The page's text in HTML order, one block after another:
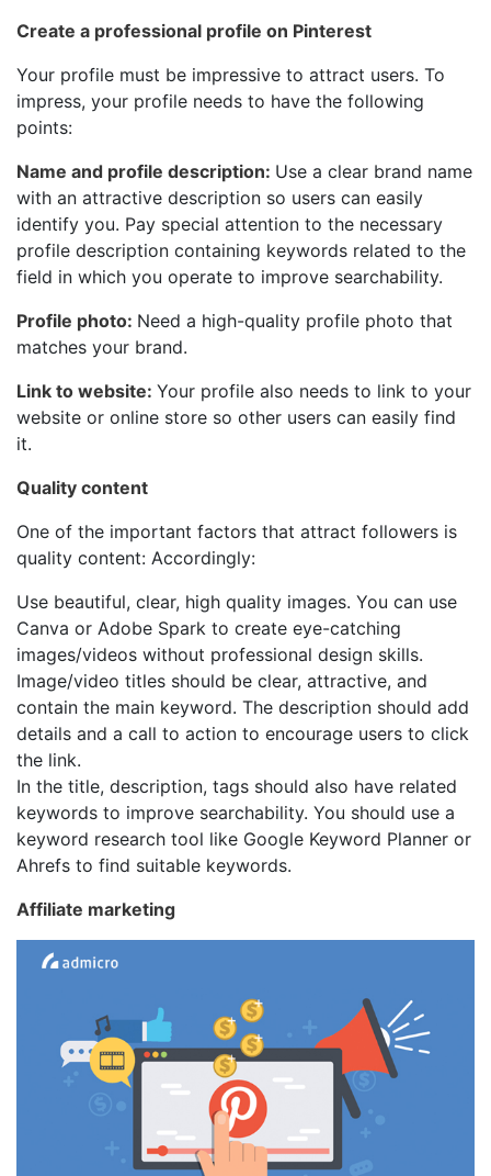
Create a professional profile on Pinterest
Your profile must be impressive to attract users. To
impress, your profile needs to have the following
points:
Name and profile description: Use a clear brand name
with an attractive description so users can easily
identify you. Pay special attention to the necessary
profile description containing keywords related to the
field in which you operate to improve searchability.
Profile photo: Need a high-quality profile photo that
matches your brand.
Link to website: Your profile also needs to link to your
website or online store so other users can easily find
it.
Quality content
One of the important factors that attract followers is
quality content: Accordingly:
Use beautiful, clear, high quality images. You can use
Canva or Adobe Spark to create eye-catching
images/videos without professional design skills.
Image/video titles should be clear, attractive, and
contain the main keyword. The description should add
details and a call to action to encourage users to click
the link.
In the title, description, tags should also have related
keywords to improve searchability. You should use a
keyword research tool like Google Keyword Planner or
Ahrefs to find suitable keywords.
Affiliate marketing